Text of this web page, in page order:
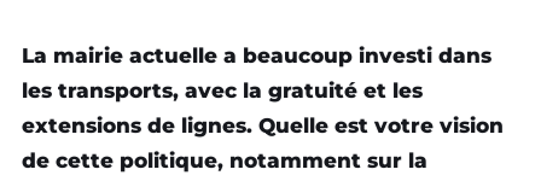
La mairie actuelle a beaucoup investi dans
les transports, avec la gratuité et les
extensions de lignes. Quelle est votre vision
de cette politique, notamment sur la